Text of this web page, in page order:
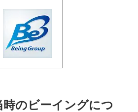
時のビーイングにつ